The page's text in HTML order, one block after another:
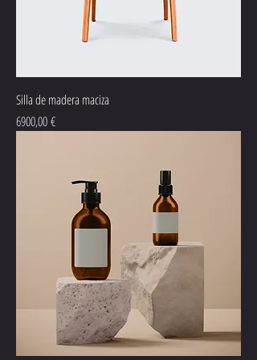
Silla de madera maciza
Precio
6900,00 €